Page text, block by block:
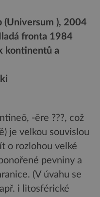
(Universum ), 2004
fronta 1984
kontinentů a
-ēre ???, což
je velkou souvislou
o rozlohou velké
pevniny a
(V úvahu se
i litosférické